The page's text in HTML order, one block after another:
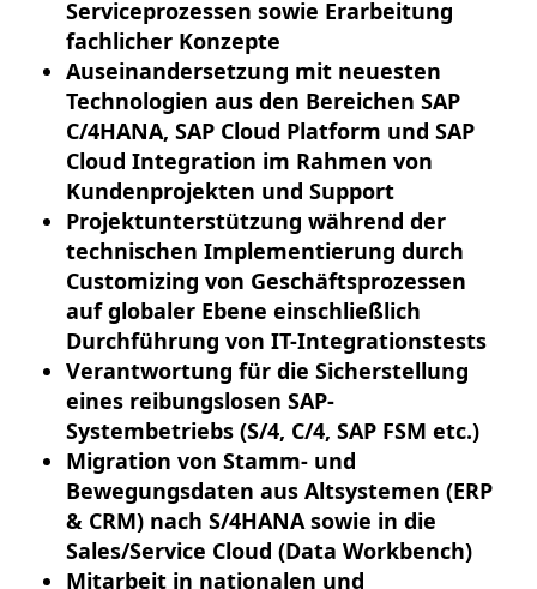
Serviceprozessen sowie Erarbeitung
fachlicher Konzepte
Auseinandersetzung mit neuesten
Technologien aus den Bereichen SAP
C/4HANA, SAP Cloud Platform und SAP
Cloud Integration im Rahmen von
Kundenprojekten und Support
Projektunterstützung während der
technischen Implementierung durch
Customizing von Geschäftsprozessen
auf globaler Ebene einschließlich
Durchführung von IT-Integrationstests
Verantwortung für die Sicherstellung
eines reibungslosen SAP-
Systembetriebs (S/4, C/4, SAP FSM etc.)
Migration von Stamm- und
Bewegungsdaten aus Altsystemen (ERP
& CRM) nach S/4HANA sowie in die
Sales/Service Cloud (Data Workbench)
Mitarbeit in nationalen und